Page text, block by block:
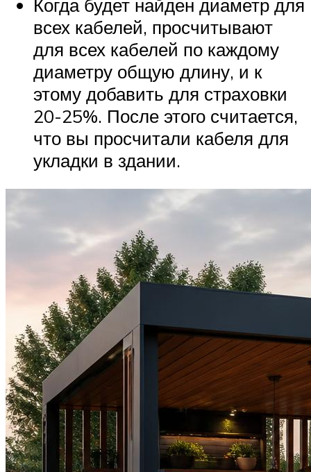
Когда будет найден диаметр для
всех кабелей, просчитывают
для всех кабелей по каждому
диаметру общую длину, и к
этому добавить для страховки
20-25%. После этого считается,
что вы просчитали кабеля для
укладки в здании.